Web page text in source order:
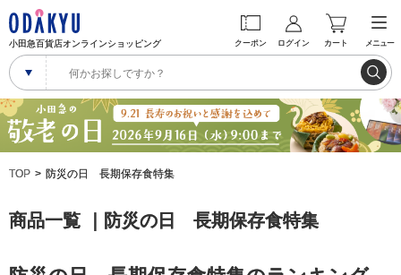
小田急百貨店オンラインショッピング クーポン ログイン カート メニュー
TOP 防災の日 長期保存食特集
商品一覧 ｜防災の日 長期保存食特集